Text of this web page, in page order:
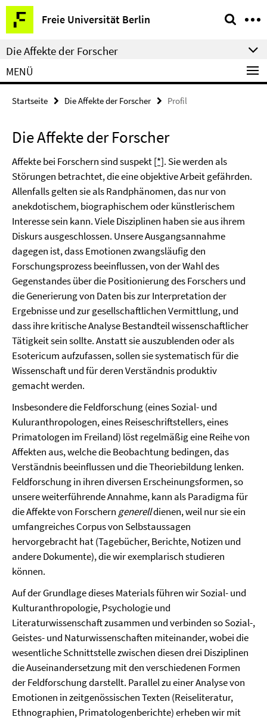
Springe
direkt
zu
Inhalt
Freie Universität Berlin
Service-
Navigation
Die Affekte der Forscher
MENÜ
Startseite Die Affekte der Forscher Profil
Die Affekte der Forscher
Affekte bei Forschern sind suspekt[*]. Sie werden als
Störungen betrachtet, die eine objektive Arbeit gefährden.
Allenfalls gelten sie als Randphänomen, das nur von
anekdotischem, biographischem oder künstlerischem
Interesse sein kann. Viele Disziplinen haben sie aus ihrem
Diskurs ausgeschlossen. Unsere Ausgangsannahme
dagegen ist, dass Emotionen zwangsläufig den
Forschungsprozess beeinflussen, von der Wahl des
Gegenstandes über die Positionierung des Forschers und
die Generierung von Daten bis zur Interpretation der
Ergebnisse und zur gesellschaftlichen Vermittlung, und
dass ihre kritische Analyse Bestandteil wissenschaftlicher
Tätigkeit sein sollte. Anstatt sie auszublenden oder als
Esotericum aufzufassen, sollen sie systematisch für die
Wissenschaft und für deren Verständnis produktiv
gemacht werden.
Insbesondere die Feldforschung (eines Sozial- und
Kuluranthropologen, eines Reiseschriftstellers, eines
Primatologen im Freiland) löst regelmäßig eine Reihe von
Affekten aus, welche die Beobachtung bedingen, das
Verständnis beeinflussen und die Theoriebildung lenken.
Feldforschung in ihren diversen Erscheinungsformen, so
unsere weiterführende Annahme, kann als Paradigma für
die Affekte von Forschern generelldienen, weil nur sie ein
umfangreiches Corpus von Selbstaussagen
hervorgebracht hat (Tagebücher, Berichte, Notizen und
andere Dokumente), die wir exemplarisch studieren
können.
Auf der Grundlage dieses Materials führen wir Sozial- und
Kulturanthropologie, Psychologie und
Literaturwissenschaft zusammen und verbinden so Sozial-,
Geistes- und Naturwissenschaften miteinander, wobei die
wesentliche Schnittstelle zwischen diesen drei Disziplinen
die Auseinandersetzung mit den verschiedenen Formen
der Feldforschung darstellt. Parallel zu einer Analyse von
Emotionen in zeitgenössischen Texten (Reiseliteratur,
Ethnographien, Primatologenberichte) erheben wir mit